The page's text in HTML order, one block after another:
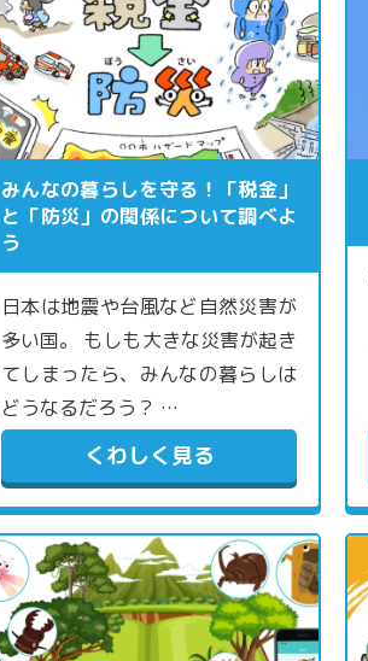
みんなの暮らしを守る！「税金」
と「防災」の関係について調べよ
う
日本は地震や台風など自然災害が
多い国。 もしも大きな災害が起き
てしまったら、みんなの暮らしは
どうなるだろう？ …
くわしく見る